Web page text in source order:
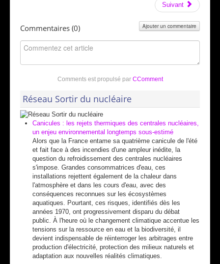
Suivant
Commentaires (0) Ajouter un commentaire
Comments est propulsé par CComment
Réseau Sortir du nucléaire
Canicules : les rejets thermiques des centrales nucléaires,
un enjeu environnemental longtemps sous-estimé
Alors que la France entame sa quatrième canicule de l'été
et fait face à des incendies d'une ampleur inédite, la
question du refroidissement des centrales nucléaires
s'impose. Grandes consommatrices d'eau, ces
installations rejettent également de la chaleur dans
l'atmosphère et dans les cours d'eau, avec des
conséquences reconnues sur les écosystèmes
aquatiques. Pourtant, ces risques, identifiés dès les
années 1970, ont progressivement disparu du débat
public. À l'heure où le changement climatique accentue les
tensions sur la ressource en eau et la biodiversité, il
devient indispensable de réinterroger les arbitrages entre
production d'électricité, protection des milieux naturels et
adaptation aux nouvelles réalités climatiques.